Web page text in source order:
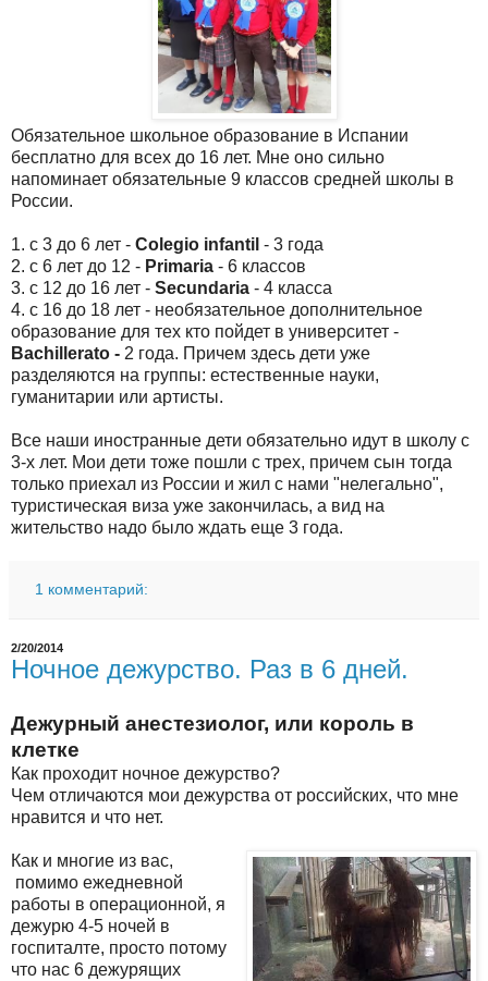
Обязательное школьное образование в Испании
бесплатно для всех до 16 лет. Мне оно сильно
напоминает обязательные 9 классов средней школы в
России.
1. с 3 до 6 лет - Colegio infantil - 3 года
2. с 6 лет до 12 - Primaria - 6 классов
3. с 12 до 16 лет - Secundaria - 4 класса
4. с 16 до 18 лет - необязательное дополнительное
образование для тех кто пойдет в университет -
Bachillerato - 2 года. Причем здесь дети уже
разделяются на группы: естественные науки,
гуманитарии или артисты.
Все наши иностранные дети обязательно идут в школу с
3-х лет. Мои дети тоже пошли с трех, причем сын тогда
только приехал из России и жил с нами "нелегально",
туристическая виза уже закончилась, а вид на
жительство надо было ждать еще 3 года.
1 комментарий:
2/20/2014
Ночное дежурство. Раз в 6 дней.
Дежурный анестезиолог, или король в
клетке
Как проходит ночное дежурство?
Чем отличаются мои дежурства от российских, что мне
нравится и что нет.
Как и многие из вас,
помимо ежедневной
работы в операционной, я
дежурю 4-5 ночей в
госпиталте, просто потому
что нас 6 дежурящих